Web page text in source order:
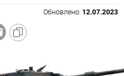
Обновлено: 12.07.2023